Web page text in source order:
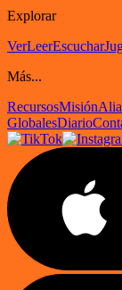
Explorar
VerLeerEscuchar
Más...
RecursosMisión
GlobalesDiario